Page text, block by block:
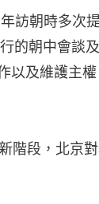
訪朝時多次
的朝中會談
以及維護主權
階段，北京